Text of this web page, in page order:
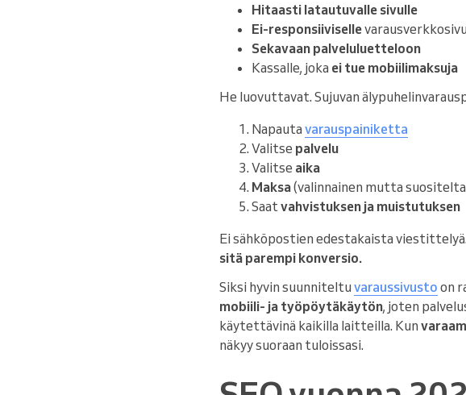
Hitaasti latautuvalle sivulle
Ei-responsiiviselle
Sekavaan palveluluetteloon
Kassalle, joka ei tue mobiilimaksuja
He luovuttavat. Sujuvan
Napauta varauspainiketta
Valitse palvelu
Valitse aika
Maksa(valinnainen mutta
Saat vahvistuksen ja muistutuksen
Ei sähköpostien edestakaista
sitä parempi konversio.
Siksi hyvin suunniteltu varaussivusto on
mobiili- ja työpöytäkäytön, joten
käytettävinä kaikilla laitteilla. Kun
näkyy suoraan tuloissasi.